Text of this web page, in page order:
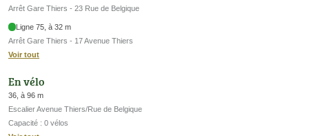
Arrêt Gare Thiers - 23 Rue de Belgique
Ligne 75, à 32 m
Arrêt Gare Thiers - 17 Avenue Thiers
Voir tout
En vélo
36, à 96 m
Escalier Avenue Thiers/Rue de Belgique
Capacité : 0 vélos